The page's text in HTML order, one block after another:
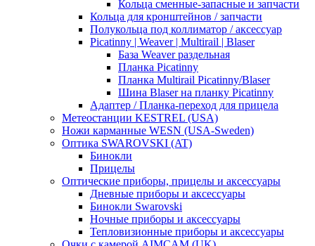
Кольца сменные-запасные и запчасти
Кольца для кронштейнов / запчасти
Полукольца под коллиматор / аксессуар
Picatinny | Weaver | Multirail | Blaser
База Weaver раздельная
Планка Picatinny
Планка Multirail Picatinny/Blaser
Шина Blaser на планку Picatinny
Адаптер / Планка-переход для прицела
Метеостанции KESTREL (USA)
Ножи карманные WESN (USA-Sweden)
Оптика SWAROVSKI (AT)
Бинокли
Прицелы
Оптические приборы, прицелы и аксессуары
Дневные приборы и аксессуары
Бинокли Swarovski
Ночные приборы и аксессуары
Тепловизионные приборы и аксессуары